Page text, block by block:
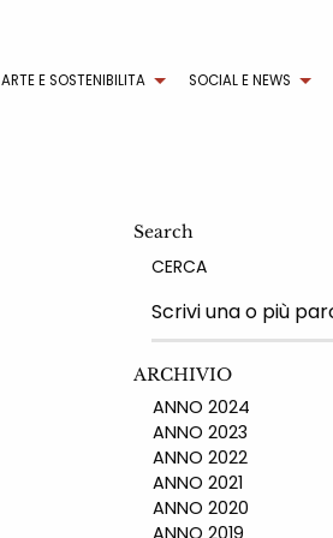
ARTE E SOSTENIBILITA SOCIAL E NEWS
Search
CERCA
ARCHIVIO
ANNO 2024
ANNO 2023
ANNO 2022
ANNO 2021
ANNO 2020